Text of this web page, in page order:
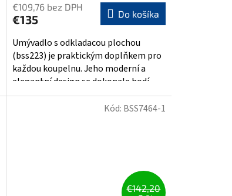
€109,76 bez DPH
€135 Do košíka
Umývadlo s odkladacou plochou
(bss223) je praktickým doplňkem pro
každou koupelnu. Jeho moderní a
elegantní design se dokonale hodí
do...
€142,20
Kód: BSS7464-1